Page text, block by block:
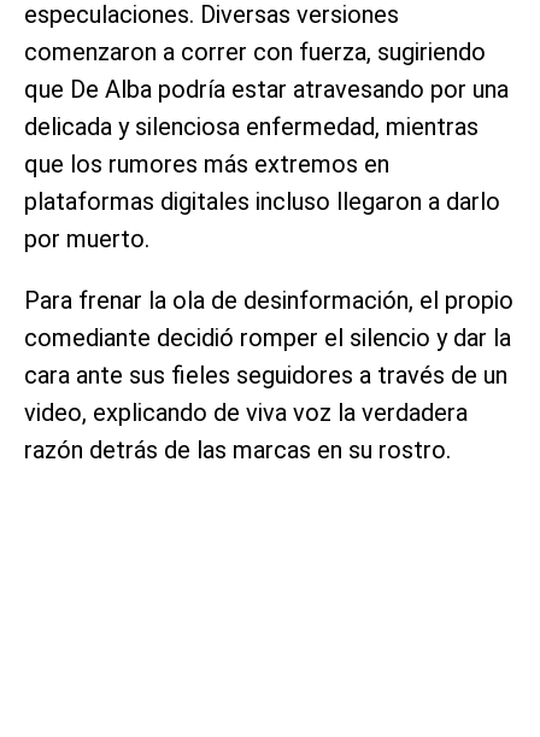
especulaciones. Diversas versiones
comenzaron a correr con fuerza, sugiriendo
que De Alba podría estar atravesando por una
delicada y silenciosa enfermedad, mientras
que los rumores más extremos en
plataformas digitales incluso llegaron a darlo
por muerto.
Para frenar la ola de desinformación, el propio
comediante decidió romper el silencio y dar la
cara ante sus fieles seguidores a través de un
video, explicando de viva voz la verdadera
razón detrás de las marcas en su rostro.